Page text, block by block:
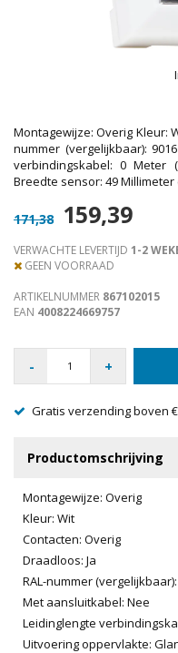
Montagewijze: Overig Kleur:
nummer (vergelijkbaar):
verbindingskabel: 0 Meter
Breedte sensor: 49 Millimeter
171,38 159,39
VERWACHTE LEVERTIJD 1-2
GEEN VOORRAAD
ARTIKELNUMMER 867102015
EAN 4008224669757
- +
Gratis verzending boven €
Productomschrijving
Montagewijze: Overig
Kleur: Wit
Contacten: Overig
Draadloos: Ja
RAL-nummer
Met aansluitkabel: Nee
Leidinglengte
Uitvoering oppervlakte: